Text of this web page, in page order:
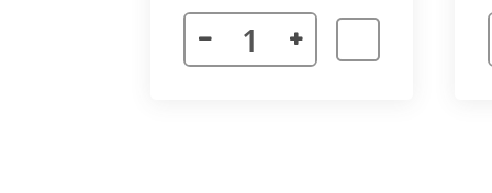
Декоративная рамка выполнена из
напольного покрытия и короба